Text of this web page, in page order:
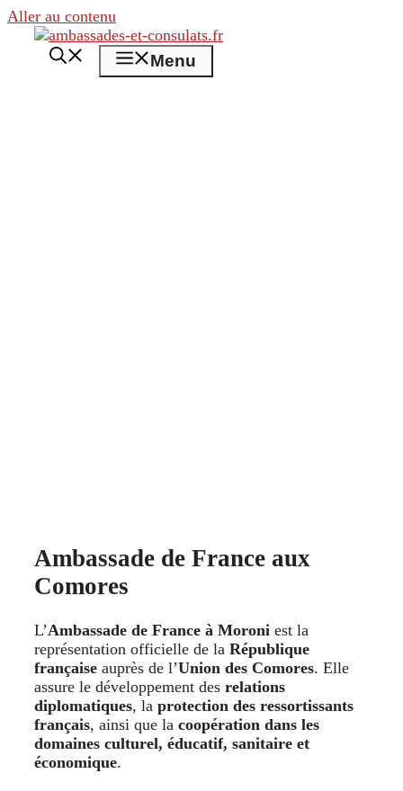
Aller au contenu
Menu
Ambassade de France aux
Comores
L’Ambassade de France à Moroni est la
représentation officielle de la République
française auprès de l’Union des Comores. Elle
assure le développement des relations
diplomatiques, la protection des ressortissants
français, ainsi que la coopération dans les
domaines culturel, éducatif, sanitaire et
économique.